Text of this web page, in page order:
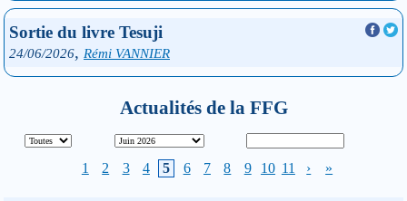
Sortie du livre Tesuji
24/06/2026, Rémi VANNIER
Actualités de la FFG
1 2 3 4 5 6 7 8 9 10 11 › »